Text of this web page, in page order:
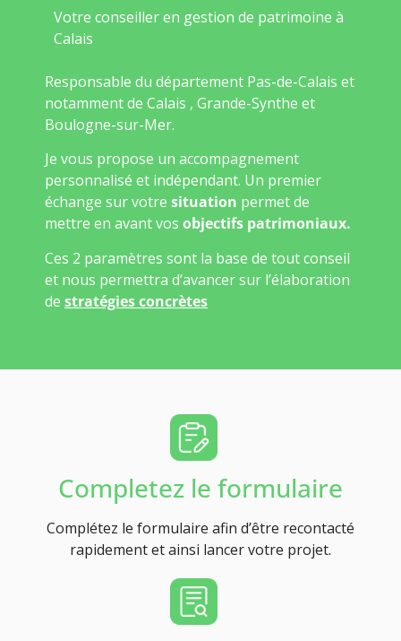
Votre conseiller en gestion de patrimoine à
Calais
Responsable du département Pas-de-Calais et
notamment de Calais , Grande-Synthe et
Boulogne-sur-Mer.
Je vous propose un accompagnement
personnalisé et indépendant. Un premier
échange sur votre situation permet de
mettre en avant vos objectifs patrimoniaux.
Ces 2 paramètres sont la base de tout conseil
et nous permettra d’avancer sur l’élaboration
de stratégies concrètes
Completez le formulaire
Complétez le formulaire afin d’être recontacté
rapidement et ainsi lancer votre projet.